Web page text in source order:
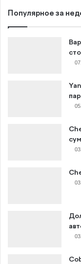
Популярное за
сум